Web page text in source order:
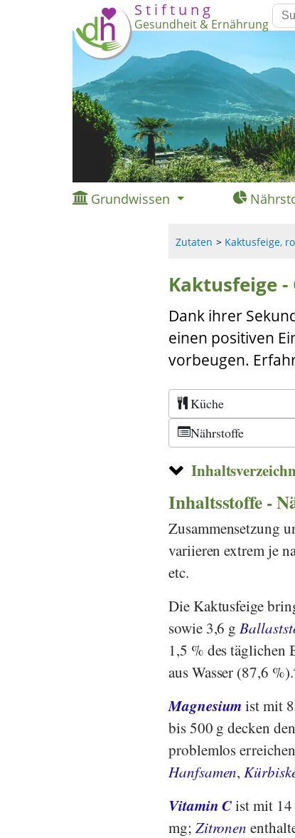
S t i f t u n g
Gesundheit & Ernährung
Grundwissen
Zutaten Kaktusfeige,
Kaktusfeige
Dank ihrer
einen positiven
vorbeugen.
Küche
Nährstoffe
Inhaltsstoffe -
Zusammensetzung
variieren extrem je
etc.
Die Kaktusfeige
sowie 3,6 g
1,5 % des täglichen
aus Wasser (87,6 %).
Magnesium ist mit
bis 500 g decken
problemlos
Hanfsamen,
Vitamin Cist mit 14
mg; Zitronen